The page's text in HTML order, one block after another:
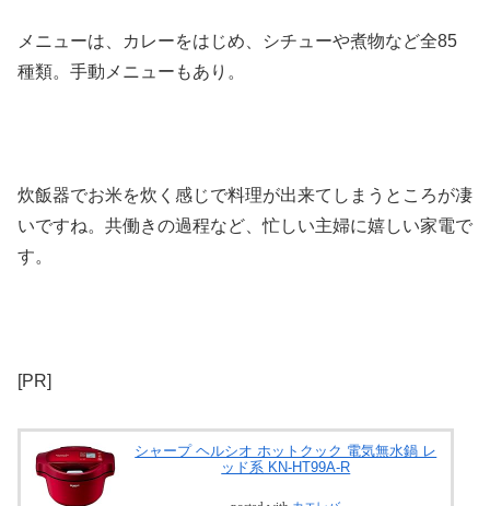
メニューは、カレーをはじめ、シチューや煮物など全85
種類。手動メニューもあり。
炊飯器でお米を炊く感じで料理が出来てしまうところが凄
いですね。共働きの過程など、忙しい主婦に嬉しい家電で
す。
[PR]
シャープ ヘルシオ ホットクック 電気無水鍋 レ
ッド系 KN-HT99A-R